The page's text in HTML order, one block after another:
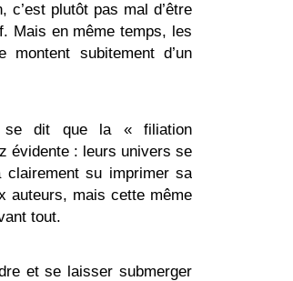
c’est plutôt pas mal d’être
Mais en même temps, les
montent subitement d’un
se dit que la « filiation
évidente : leurs univers se
clairement su imprimer sa
auteurs, mais cette même
tout.
et se laisser submerger